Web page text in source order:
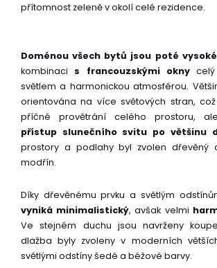
přítomnost zeleně v okolí celé rezidence.
Doménou všech bytů jsou poté
kombinaci s francouzskými okny
světlem a harmonickou atmosférou.
orientována na více světových stran,
příčné provětrání celého prostoru,
přístup slunečního svitu po většinu
prostory a podlahy byl zvolen dřevěný
modřín.
Díky dřevěnému prvku a světlým
vyniká minimalistický, avšak velmi
Ve stejném duchu jsou navrženy
dlažba byly zvoleny v moderních
světlými odstíny šedé a béžové barvy.